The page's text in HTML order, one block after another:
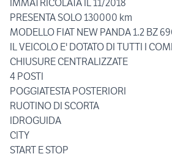
IMMATRICOLATA IL 11/2018
PRESENTA SOLO 130000 km
MODELLO FIAT NEW PANDA 1.2 BZ
IL VEICOLO E' DOTATO DI TUTTI I
CHIUSURE CENTRALIZZATE
4 POSTI
POGGIATESTA POSTERIORI
RUOTINO DI SCORTA
IDROGUIDA
CITY
START E STOP